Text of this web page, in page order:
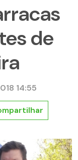
de
14:55